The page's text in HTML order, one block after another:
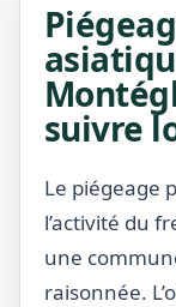
suivre
Le piégeage
l’activité du
une
raisonnée.